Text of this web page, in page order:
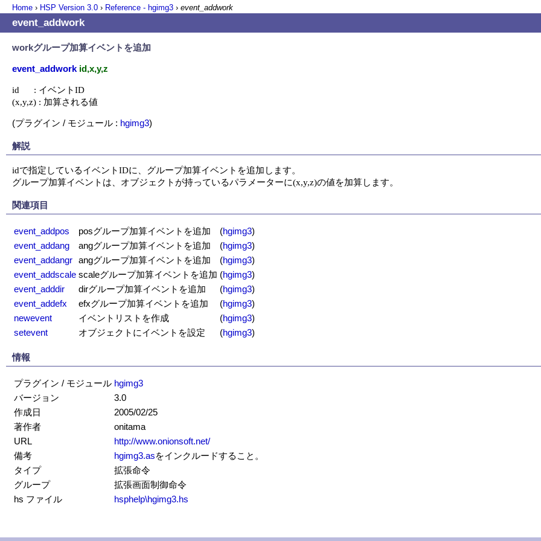
Home › HSP Version 3.0 › Reference - hgimg3 › event_addwork
event_addwork
workグループ加算イベントを追加
event_addwork id,x,y,z
id      : イベントID
(x,y,z) : 加算される値
(プラグイン / モジュール : hgimg3)
解説
idで指定しているイベントIDに、グループ加算イベントを追加します。
グループ加算イベントは、オブジェクトが持っているパラメーターに(x,y,z)の値を加算します。
関連項目
event_addpos posグループ加算イベントを追加 (hgimg3)
event_addang
angグループ加算イベントを追加 (hgimg3)
event_addangr angグループ加算イベントを追加 (hgimg3)
event_addscale scaleグループ加算イベントを追加 (hgimg3)
event_adddir
dirグループ加算イベントを追加 (hgimg3)
event_addefx
efxグループ加算イベントを追加 (hgimg3)
newevent
イベントリストを作成 (hgimg3)
setevent
オブジェクトにイベントを設定 (hgimg3)
情報
プラグイン / モジュール hgimg3
バージョン
3.0
作成日
2005/02/25
著作者
onitama
URL
http://www.onionsoft.net/
備考
hgimg3.asをインクルードすること。
タイプ
拡張命令
グループ
拡張画面制御命令
hs ファイル
hsphelp\hgimg3.hs